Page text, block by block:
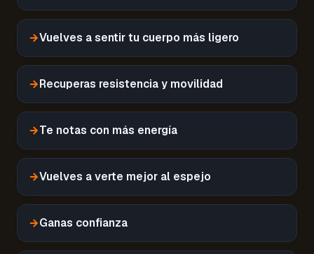
→Vuelves a sentir tu cuerpo más ligero
→Recuperas resistencia y movilidad
→Te notas con más energía
→Vuelves a verte mejor al espejo
→Ganas confianza